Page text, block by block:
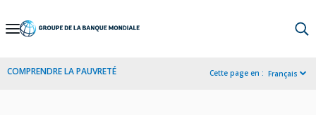
Skip
Navigation
COMPRENDRE LA PAUVRETÉ Cette page en : Français